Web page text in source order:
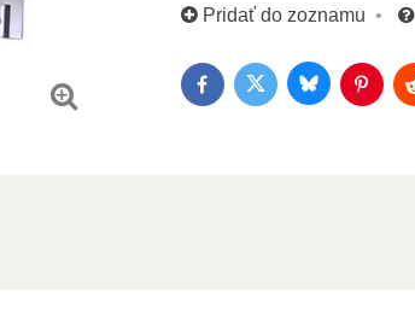
Pridať do zoznamu
FacebookTwitterBluesky